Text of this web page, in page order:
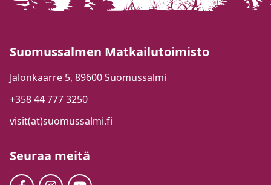
Suomussalmen Matkailutoimisto
Jalonkaarre 5, 89600 Suomussalmi
+358 44 777 3250
visit(at)suomussalmi.fi
Seuraa meitä